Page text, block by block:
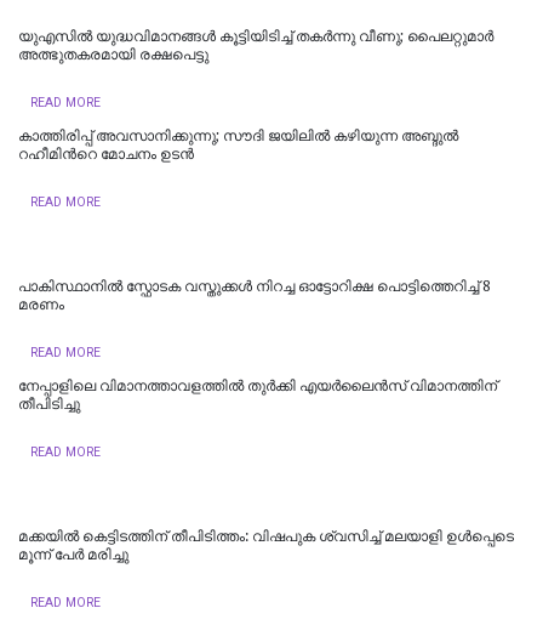
യുഎസിൽ യുദ്ധവിമാനങ്ങൾ കൂട്ടിയിടിച്ച് തകർന്നു വീണു; പൈ​ല​റ്റു​മാ​ര്‍
അത്ഭുതകരമായി ര​ക്ഷ​പെ​ട്ടു
READ MORE
കാത്തിരിപ്പ് അവസാനിക്കുന്നു; സൗദി ജയിലില്‍ കഴിയുന്ന അബ്ദുല്‍
റഹീമിന്‍റെ മോചനം ഉടന്‍
READ MORE
പാകിസ്ഥാനിൽ സ്ഫോടക വസ്തുക്കൾ നിറച്ച ഓട്ടോറിക്ഷ പൊട്ടിത്തെറിച്ച് 8
മരണം
READ MORE
നേപ്പാളിലെ വിമാനത്താവളത്തിൽ തുർക്കി എയർലൈൻസ് വിമാനത്തിന്
തീപിടിച്ചു
READ MORE
മക്കയിൽ കെട്ടിടത്തിന് തീപിടിത്തം: വിഷപുക ശ്വസിച്ച് മലയാളി ഉൾപ്പെടെ
മൂന്ന് പേർ മരിച്ചു
READ MORE